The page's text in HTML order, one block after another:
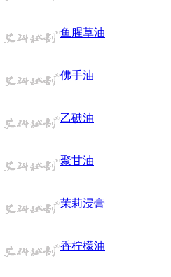
鱼腥草油
佛手油
乙碘油
聚甘油
茉莉浸膏
香柠檬油